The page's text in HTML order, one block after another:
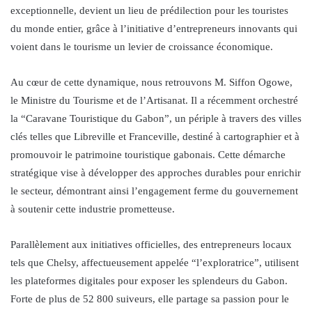
exceptionnelle, devient un lieu de prédilection pour les touristes
du monde entier, grâce à l’initiative d’entrepreneurs innovants qui
voient dans le tourisme un levier de croissance économique.
Au cœur de cette dynamique, nous retrouvons M. Siffon Ogowe,
le Ministre du Tourisme et de l’Artisanat. Il a récemment orchestré
la “Caravane Touristique du Gabon”, un périple à travers des villes
clés telles que Libreville et Franceville, destiné à cartographier et à
promouvoir le patrimoine touristique gabonais. Cette démarche
stratégique vise à développer des approches durables pour enrichir
le secteur, démontrant ainsi l’engagement ferme du gouvernement
à soutenir cette industrie prometteuse.
Parallèlement aux initiatives officielles, des entrepreneurs locaux
tels que Chelsy, affectueusement appelée “l’exploratrice”, utilisent
les plateformes digitales pour exposer les splendeurs du Gabon.
Forte de plus de 52 800 suiveurs, elle partage sa passion pour le